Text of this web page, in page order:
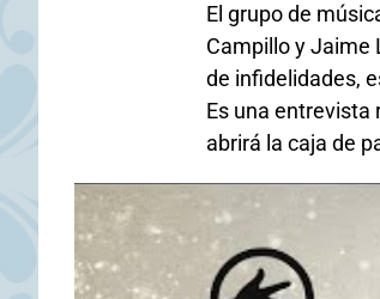
El grupo de
Campillo y Jaime
de infidelidades,
Es una entrevista
abrirá la caja de